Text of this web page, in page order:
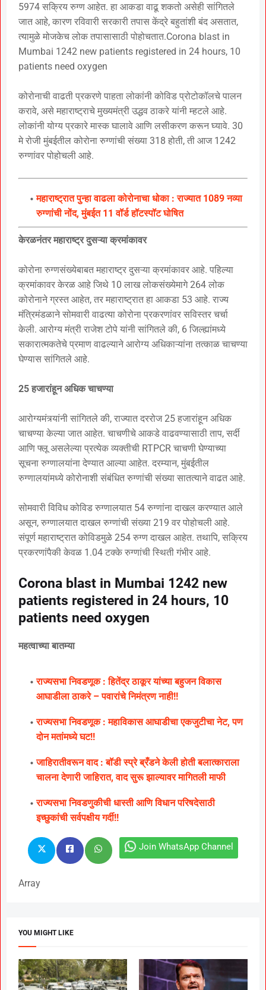
5974 सक्रिय रुग्ण आहेत. हा आकडा वाढू शकतो असेही सांगितले
जात आहे, कारण रविवारी सरकारी तपास केंद्रे बहुतांशी बंद असतात,
त्यामुळे मोजकेच लोक तपासासाठी पोहोचतात.Corona blast in
Mumbai 1242 new patients registered in 24 hours, 10
patients need oxygen
कोरोनाची वाढती प्रकरणे पाहता लोकांनी कोविड प्रोटोकॉलचे पालन
करावे, असे महाराष्ट्राचे मुख्यमंत्री उद्धव ठाकरे यांनी म्हटले आहे.
लोकांनी योग्य प्रकारे मास्क घालावे आणि लसीकरण करून घ्यावे. 30
मे रोजी मुंबईतील कोरोना रुग्णांची संख्या 318 होती, ती आज 1242
रुग्णांवर पोहोचली आहे.
महाराष्ट्रात पुन्हा वाढला कोरोनाचा धोका : राज्यात 1089 नव्या
रुग्णांची नोंद, मुंबईत 11 वॉर्ड हॉटस्पॉट घोषित
केरळनंतर महाराष्ट्र दुसऱ्या क्रमांकावर
कोरोना रुग्णसंख्येबाबत महाराष्ट्र दुसऱ्या क्रमांकावर आहे. पहिल्या
क्रमांकावर केरळ आहे जिथे 10 लाख लोकसंख्येमागे 264 लोक
कोरोनाने ग्रस्त आहेत, तर महाराष्ट्रात हा आकडा 53 आहे. राज्य
मंत्रिमंडळाने सोमवारी वाढत्या कोरोना प्रकरणांवर सविस्तर चर्चा
केली. आरोग्य मंत्री राजेश टोपे यांनी सांगितले की, 6 जिल्ह्यांमध्ये
सकारात्मकतेचे प्रमाण वाढल्याने आरोग्य अधिकाऱ्यांना तत्काळ चाचण्या
घेण्यास सांगितले आहे.
25 हजारांहून अधिक चाचण्या
आरोग्यमंत्र्यांनी सांगितले की, राज्यात दररोज 25 हजारांहून अधिक
चाचण्या केल्या जात आहेत. चाचणीचे आकडे वाढवण्यासाठी ताप, सर्दी
आणि फ्लू असलेल्या प्रत्येक व्यक्तीची RTPCR चाचणी घेण्याच्या
सूचना रुग्णालयांना देण्यात आल्या आहेत. दरम्यान, मुंबईतील
रुग्णालयांमध्ये कोरोनाशी संबंधित रुग्णांची संख्या सातत्याने वाढत आहे.
सोमवारी विविध कोविड रुग्णालयात 54 रुग्णांना दाखल करण्यात आले
असून, रुग्णालयात दाखल रुग्णांची संख्या 219 वर पोहोचली आहे.
संपूर्ण महाराष्ट्रात कोविडमुळे 254 रुग्ण दाखल आहेत. तथापि, सक्रिय
प्रकरणांपैकी केवळ 1.04 टक्के रुग्णांची स्थिती गंभीर आहे.
Corona blast in Mumbai 1242 new
patients registered in 24 hours, 10
patients need oxygen
महत्वाच्या बातम्या
राज्यसभा निवडणूक : हितेंद्र ठाकूर यांच्या बहुजन विकास
आघाडीला ठाकरे – पवारांचे निमंत्रण नाही!!
राज्यसभा निवडणूक : महाविकास आघाडीचा एकजुटीचा नेट, पण
दोन मतांमध्ये घट!!
जाहिरातीवरून वाद : बॉडी स्प्रे ब्रँडने केली होती बलात्काराला
चालना देणारी जाहिरात, वाद सुरू झाल्यावर मागितली माफी
राज्यसभा निवडणुकीची धास्ती आणि विधान परिषदेसाठी
इच्छुकांची सर्वपक्षीय गर्दी!!
Join WhatsApp Channel
Array
YOU MIGHT LIKE